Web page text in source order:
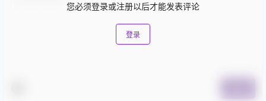
您必须登录或注册以后才能发表评论
登录